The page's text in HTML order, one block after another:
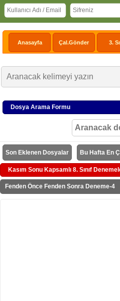
Anasayfa Çal.Gönder 3.
Dosya Arama Formu
Son Eklenen Dosyalar Bu Hafta En
Kasım Sonu Kapsamlı 8. Sınıf
Fenden Önce Fenden Sonra Deneme-4